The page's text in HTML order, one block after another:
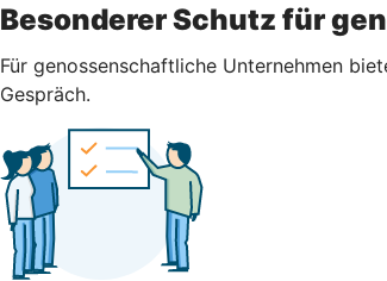
Besonderer Schutz für
Für genossenschaftliche Unternehmen
Gespräch.